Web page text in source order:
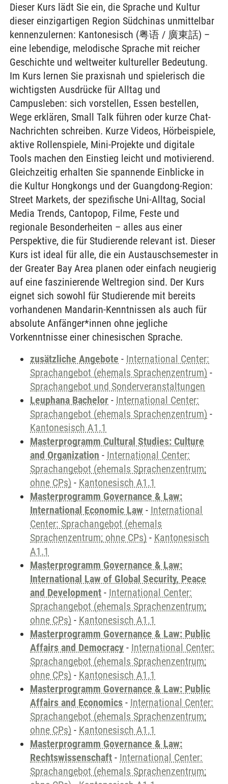
Dieser Kurs lädt Sie ein, die Sprache und Kultur
dieser einzigartigen Region Südchinas unmittelbar
kennenzulernen: Kantonesisch (粤语 / 廣東話) –
eine lebendige, melodische Sprache mit reicher
Geschichte und weltweiter kultureller Bedeutung.
Im Kurs lernen Sie praxisnah und spielerisch die
wichtigsten Ausdrücke für Alltag und
Campusleben: sich vorstellen, Essen bestellen,
Wege erklären, Small Talk führen oder kurze Chat-
Nachrichten schreiben. Kurze Videos, Hörbeispiele,
aktive Rollenspiele, Mini-Projekte und digitale
Tools machen den Einstieg leicht und motivierend.
Gleichzeitig erhalten Sie spannende Einblicke in
die Kultur Hongkongs und der Guangdong-Region:
Street Markets, der spezifische Uni-Alltag, Social
Media Trends, Cantopop, Filme, Feste und
regionale Besonderheiten – alles aus einer
Perspektive, die für Studierende relevant ist. Dieser
Kurs ist ideal für alle, die ein Austauschsemester in
der Greater Bay Area planen oder einfach neugierig
auf eine faszinierende Weltregion sind. Der Kurs
eignet sich sowohl für Studierende mit bereits
vorhandenen Mandarin-Kenntnissen als auch für
absolute Anfänger*innen ohne jegliche
Vorkenntnisse einer chinesischen Sprache.
zusätzliche Angebote - International Center:
Sprachangebot (ehemals Sprachenzentrum) -
Sprachangebot und Sonderveranstaltungen
Leuphana Bachelor - International Center:
Sprachangebot (ehemals Sprachenzentrum) -
Kantonesisch A1.1
Masterprogramm Cultural Studies: Culture
and Organization - International Center:
Sprachangebot (ehemals Sprachenzentrum;
ohne CPs) - Kantonesisch A1.1
Masterprogramm Governance & Law:
International Economic Law - International
Center: Sprachangebot (ehemals
Sprachenzentrum; ohne CPs) - Kantonesisch
A1.1
Masterprogramm Governance & Law:
International Law of Global Security, Peace
and Development - International Center:
Sprachangebot (ehemals Sprachenzentrum;
ohne CPs) - Kantonesisch A1.1
Masterprogramm Governance & Law: Public
Affairs and Democracy - International Center:
Sprachangebot (ehemals Sprachenzentrum;
ohne CPs) - Kantonesisch A1.1
Masterprogramm Governance & Law: Public
Affairs and Economics - International Center:
Sprachangebot (ehemals Sprachenzentrum;
ohne CPs) - Kantonesisch A1.1
Masterprogramm Governance & Law:
Rechtswissenschaft - International Center:
Sprachangebot (ehemals Sprachenzentrum;